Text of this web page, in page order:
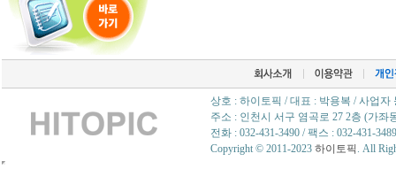
상호 : 하이토픽 / 대표 : 박용복 / 사업자
주소 : 인천시 서구 염곡로 27 2층 (가좌
전화 : 032-431-3490 / 팩스 : 032-431-
Copyright © 2011-2023 하이토픽 . All